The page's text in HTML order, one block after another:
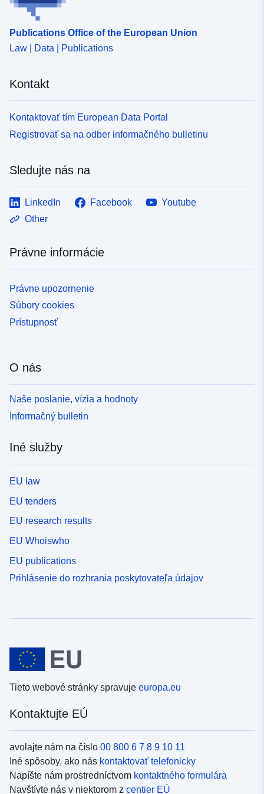
Publications Office of the European Union
Law | Data | Publications
Kontakt
Kontaktovať tím European Data Portal
Registrovať sa na odber informačného bulletinu
Sledujte nás na
LinkedIn Facebook
Youtube
Other
Právne informácie
Právne upozornenie
Súbory cookies
Prístupnosť
O nás
Naše poslanie, vízia a hodnoty
Informačný bulletin
Iné služby
EU law
EU tenders
EU research results
EU Whoiswho
EU publications
Prihlásenie do rozhrania poskytovateľa údajov
Tieto webové stránky spravuje europa.eu
Kontaktujte EÚ
avolajte nám na číslo 00 800 6 7 8 9 10 11
Iné spôsoby, ako nás kontaktovať telefonicky
Napíšte nám prostredníctvom kontaktného formulára
Navštívte nás v niektorom z centier EÚ